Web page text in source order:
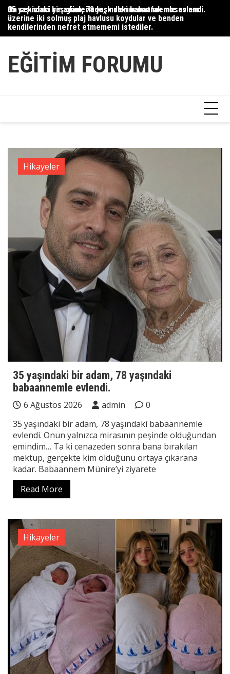
Skip
content
35 yaşındaki bir adam, 78 yaşındaki babaannemle evlendi.
On sekizinci yaş günlerinde, kızlarım mutfak masasının
üzerine iki solmuş plaj havlusu koydular ve benden
kendilerinden nefret etmememi istediler.
EĞITIM FORUMU
Hikayeler
35 yaşındaki bir adam, 78 yaşındaki
babaannemle evlendi.
6 Ağustos 2026 admin
0
35 yaşındaki bir adam, 78 yaşındaki babaannemle
evlendi. Onun yalnızca mirasının peşinde olduğundan
emindim… Ta ki cenazeden sonra bana bırakılan
mektup, gerçekte kim olduğunu ortaya çıkarana
kadar. Babaannem Münire’yi ziyarete
Read More
Hikayeler